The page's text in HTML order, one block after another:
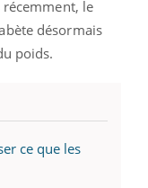
le
désormais
poids.
ce que les